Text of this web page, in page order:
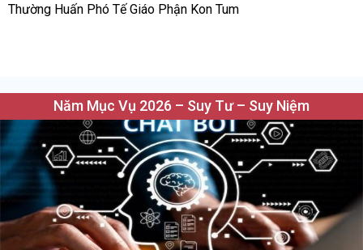
Thường Huấn Phó Tế Giáo Phận Kon Tum
Năm Mục Vụ 2026 – Suy Tư – Suy Niệm